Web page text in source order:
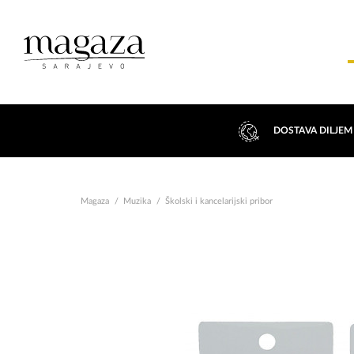
DOSTAVA
Magaza Muzika Školski i kancelarijski pribor